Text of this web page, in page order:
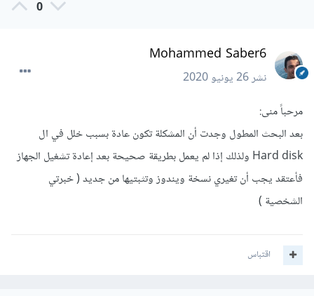
0
Mohammed Saber6
نشر26 يونيو 2020
مرحباً منى:
بعد البحث المطول وجدت أن المشكلة تكون عادة بسبب خلل في ال
Hard disk ولذلك إذا لم يعمل بطريقة صحيحة بعد إعادة تشغيل الجهاز
فأعتقد يجب أن تغيري نسخة ويندوز وتثبتيها من جديد ( خبرتي
الشخصية )
اقتباس